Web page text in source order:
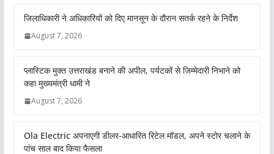
जिलाधिकारी ने अधिकारियों को दिए मानसून के दौरान सतर्क रहने के निर्देश
August 7, 2026
प्लास्टिक मुक्त उत्तराखंड बनाने की अपील, पर्यटकों से जिम्मेदारी निभाने को
कहा मुख्यमंत्री धामी ने
August 7, 2026
Ola Electric अपनाएगी डीलर-आधारित रिटेल मॉडल, अपने स्टोर चलाने के
पांच साल बाद किया फैसला